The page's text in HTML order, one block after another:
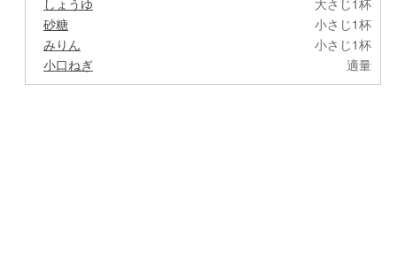
しょうゆ
大さじ1杯
砂糖
小さじ1杯
みりん
小さじ1杯
小口ねぎ
適量